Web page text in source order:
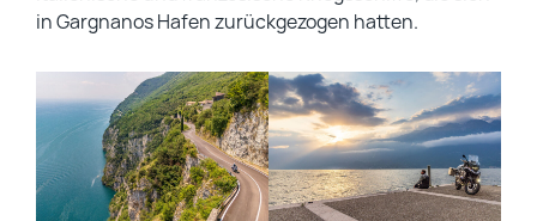
in Gargnanos Hafen zurückgezogen hatten.